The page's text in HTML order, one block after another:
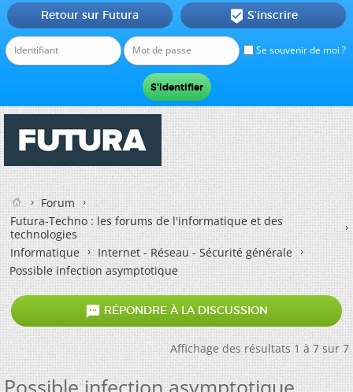
Se souvenir de moi ?
Retour sur Futura  S'inscrire
Forum
Futura-Techno : les forums de l'informatique et des
technologies
Informatique
Internet - Réseau - Sécurité générale
Possible infection asymptotique
 RÉPONDRE À LA DISCUSSION
Affichage des résultats 1 à 7 sur 7
Possible infection asymptotique